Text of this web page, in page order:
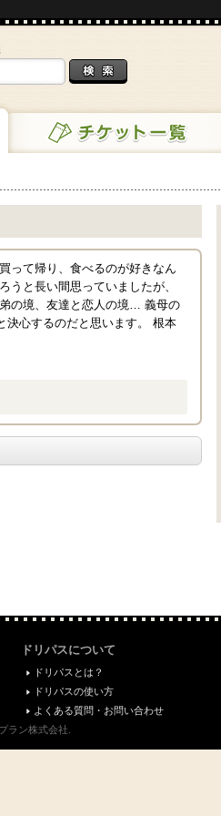
チケット一覧
って帰り、食べるのが好きなん
と長い間思っていましたが、
の境、友達と恋人の境… 義母の
決心するのだと思います。 根本
ドリパスについて
ドリパスとは？
ドリパスの使い方
よくある質問・お問い合わせ
ラン株式会社.